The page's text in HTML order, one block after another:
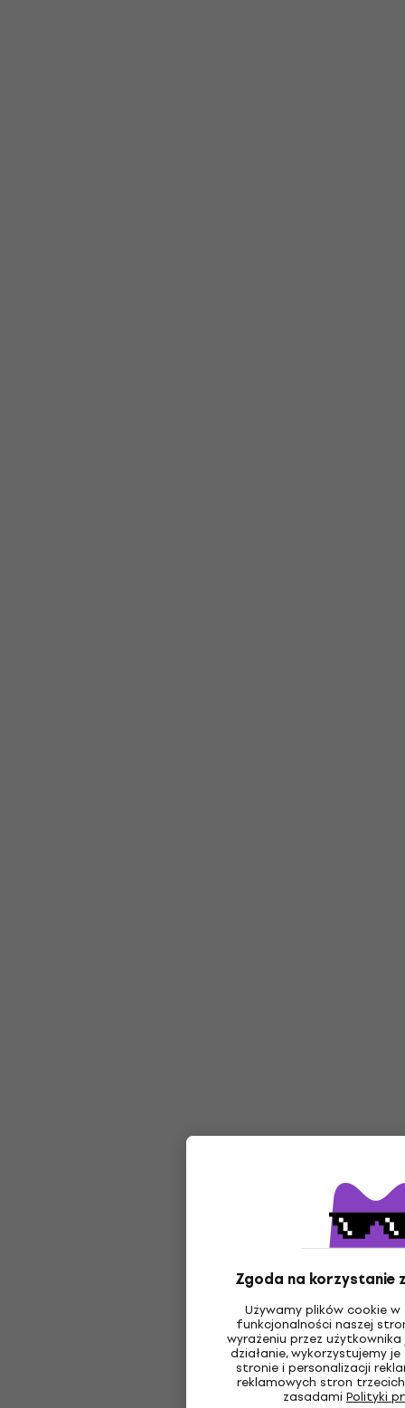
Zgoda na korzystanie
Używamy plików cookie
funkcjonalności naszej
wyrażeniu przez
działanie, wykorzystujemy
stronie i personalizacji
reklamowych stron
zasadami Polityki